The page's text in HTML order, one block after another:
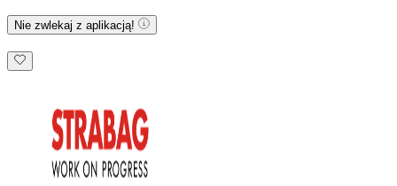
Nie zwlekaj z aplikacją!